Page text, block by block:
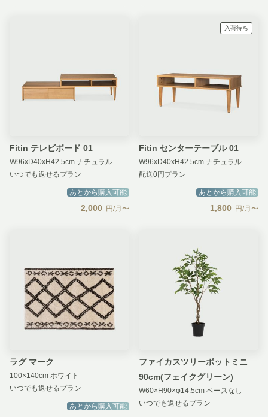
Fitin テレビボード 01
W96xD40xH42.5cm ナチュラル
いつでも返せるプラン
あとから購入可能
2,000 円/月〜
入荷待ち
Fitin センターテーブル 01
W96xD40xH42.5cm ナチュラル
配送0円プラン
あとから購入可能
1,800 円/月〜
ラグ マーク
100×140cm ホワイト
いつでも返せるプラン
あとから購入可能
ファイカスツリーポットミニ
90cm(フェイクグリーン)
W60×H90×φ14.5cm ベースなし
いつでも返せるプラン